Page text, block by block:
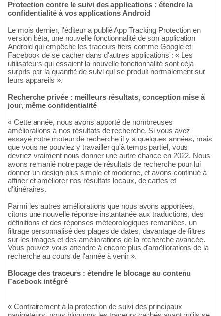
Protection contre le suivi des applications : étendre la
confidentialité à vos applications Android
Le mois dernier, l'éditeur a publié App Tracking Protection en
version bêta, une nouvelle fonctionnalité de son application
Android qui empêche les traceurs tiers comme Google et
Facebook de se cacher dans d'autres applications : « Les
utilisateurs qui essaient la nouvelle fonctionnalité sont déjà
surpris par la quantité de suivi qui se produit normalement sur
leurs appareils ».
Recherche privée : meilleurs résultats, conception mise à
jour, même confidentialité
« Cette année, nous avons apporté de nombreuses
améliorations à nos résultats de recherche. Si vous avez
essayé notre moteur de recherche il y a quelques années, mais
que vous ne pouviez y travailler qu'à temps partiel, vous
devriez vraiment nous donner une autre chance en 2022. Nous
avons remanié notre page de résultats de recherche pour lui
donner un design plus simple et moderne, et avons continué à
affiner et améliorer nos résultats locaux, de cartes et
d'itinéraires.
Parmi les autres améliorations que nous avons apportées,
citons une nouvelle réponse instantanée aux traductions, des
définitions et des réponses météorologiques remaniées, un
filtrage personnalisé des plages de dates, davantage de filtres
sur les images et des améliorations de la recherche avancée.
Vous pouvez vous attendre à encore plus d'améliorations de la
recherche au cours de l'année à venir ».
Blocage des traceurs : étendre le blocage au contenu
Facebook intégré
« Contrairement à la protection de suivi des principaux